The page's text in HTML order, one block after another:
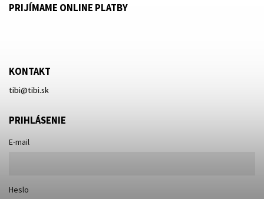
PRIJÍMAME ONLINE PLATBY
KONTAKT
tibi@tibi.sk
PRIHLÁSENIE
E-mail
Heslo